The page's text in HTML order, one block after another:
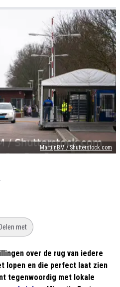
MartijnBM / Shutterstock.com
Delen met
over de rug van iedere
lopen en die perfect laat zien
tegenwoordig met lokale